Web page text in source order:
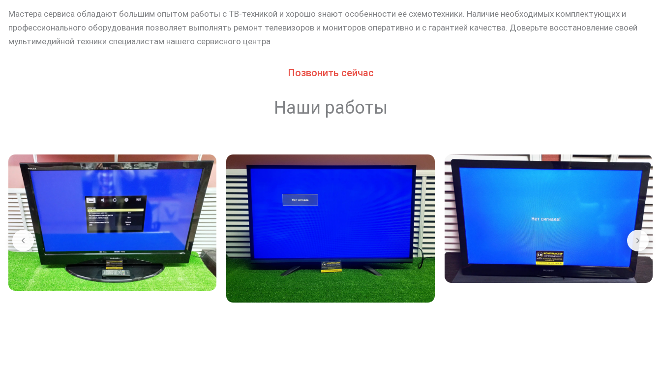
Мастера сервиса обладают большим опытом работы с ТВ-техникой и хорошо знают особенности её схемотехники. Наличие необходимых комплектующих и
профессионального оборудования позволяет выполнять ремонт телевизоров и мониторов оперативно и с гарантией качества. Доверьте восстановление своей
мультимедийной техники специалистам нашего сервисного центра
Позвонить сейчас
Наши работы